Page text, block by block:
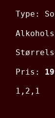
Type:
Pris:
1,2,1